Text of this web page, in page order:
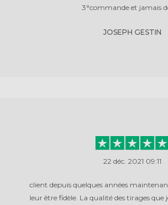
3°commande et jamais
JOSEPH GESTIN
22 déc. 2021 09:11
client depuis quelques années
leur être fidèle. La qualité des tirages que